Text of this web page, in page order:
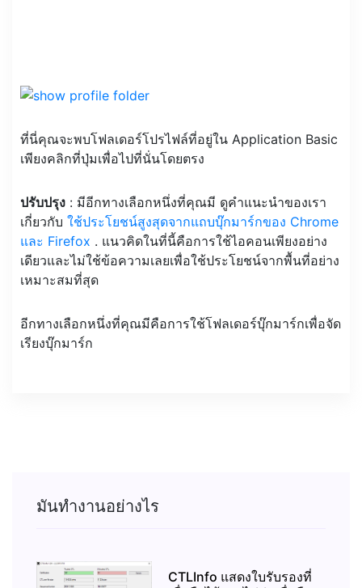
ที่นี่คุณจะพบโฟลเดอร์โปรไฟล์ที่อยู่ใน Application Basic
เพียงคลิกที่ปุ่มเพื่อไปที่นั่นโดยตรง
ปรับปรุง : มีอีกทางเลือกหนึ่งที่คุณมี ดูคำแนะนำของเรา
เกี่ยวกับ ใช้ประโยชน์สูงสุดจากแถบบุ๊กมาร์กของ Chrome
และ Firefox . แนวคิดในที่นี้คือการใช้ไอคอนเพียงอย่าง
เดียวและไม่ใช้ข้อความเลยเพื่อใช้ประโยชน์จากพื้นที่อย่าง
เหมาะสมที่สุด
อีกทางเลือกหนึ่งที่คุณมีคือการใช้โฟลเดอร์บุ๊กมาร์กเพื่อจัด
เรียงบุ๊กมาร์ก
มันทำงานอย่างไร
CTLInfo แสดงใบรับรองที่